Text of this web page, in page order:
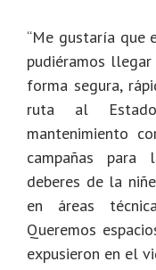
“Me gustaría que
pudiéramos
forma segura,
ruta al
mantenimiento
campañas
deberes de la
en áreas
Queremos
expusieron en el